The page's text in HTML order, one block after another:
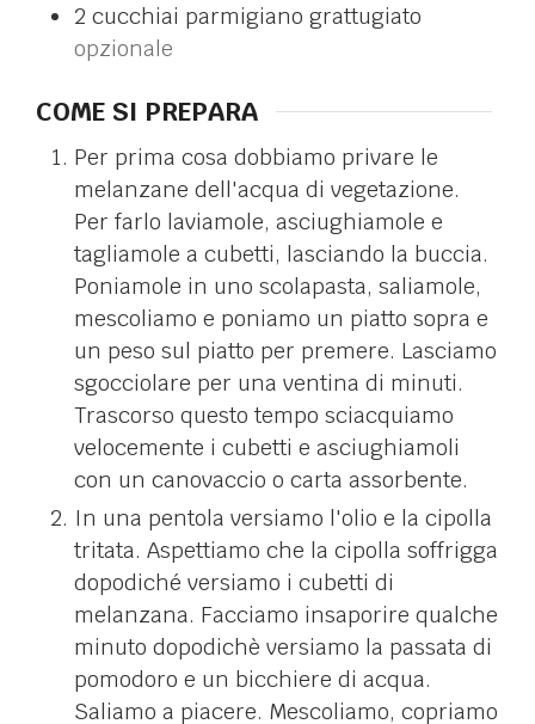
2 cucchiai parmigiano grattugiato
opzionale
COME SI PREPARA
Per prima cosa dobbiamo privare le
melanzane dell'acqua di vegetazione.
Per farlo laviamole, asciughiamole e
tagliamole a cubetti, lasciando la buccia.
Poniamole in uno scolapasta, saliamole,
mescoliamo e poniamo un piatto sopra e
un peso sul piatto per premere. Lasciamo
sgocciolare per una ventina di minuti.
Trascorso questo tempo sciacquiamo
velocemente i cubetti e asciughiamoli
con un canovaccio o carta assorbente.
In una pentola versiamo l'olio e la cipolla
tritata. Aspettiamo che la cipolla soffrigga
dopodiché versiamo i cubetti di
melanzana. Facciamo insaporire qualche
minuto dopodichè versiamo la passata di
pomodoro e un bicchiere di acqua.
Saliamo a piacere. Mescoliamo, copriamo